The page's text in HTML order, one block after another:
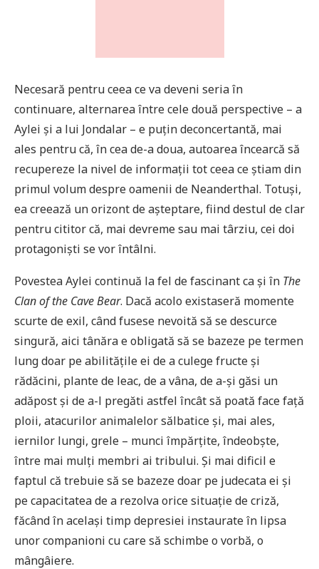
Necesară pentru ceea ce va deveni seria în
continuare, alternarea între cele două perspective – a
Aylei și a lui Jondalar – e puțin deconcertantă, mai
ales pentru că, în cea de-a doua, autoarea încearcă să
recupereze la nivel de informații tot ceea ce știam din
primul volum despre oamenii de Neanderthal. Totuși,
ea creează un orizont de așteptare, fiind destul de clar
pentru cititor că, mai devreme sau mai târziu, cei doi
protagoniști se vor întâlni.
Povestea Aylei continuă la fel de fascinant ca și în The
Clan of the Cave Bear. Dacă acolo existaseră momente
scurte de exil, când fusese nevoită să se descurce
singură, aici tânăra e obligată să se bazeze pe termen
lung doar pe abilitățile ei de a culege fructe și
rădăcini, plante de leac, de a vâna, de a-și găsi un
adăpost și de a-l pregăti astfel încât să poată face față
ploii, atacurilor animalelor sălbatice și, mai ales,
iernilor lungi, grele – munci împărțite, îndeobște,
între mai mulți membri ai tribului. Și mai dificil e
faptul că trebuie să se bazeze doar pe judecata ei și
pe capacitatea de a rezolva orice situație de criză,
făcând în același timp depresiei instaurate în lipsa
unor companioni cu care să schimbe o vorbă, o
mângâiere.